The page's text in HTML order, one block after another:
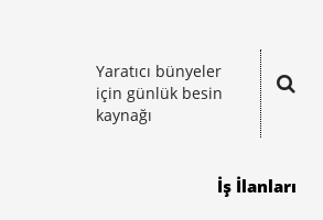
Yaratıcı bünyeler
için günlük besin
kaynağı
İş İlanları